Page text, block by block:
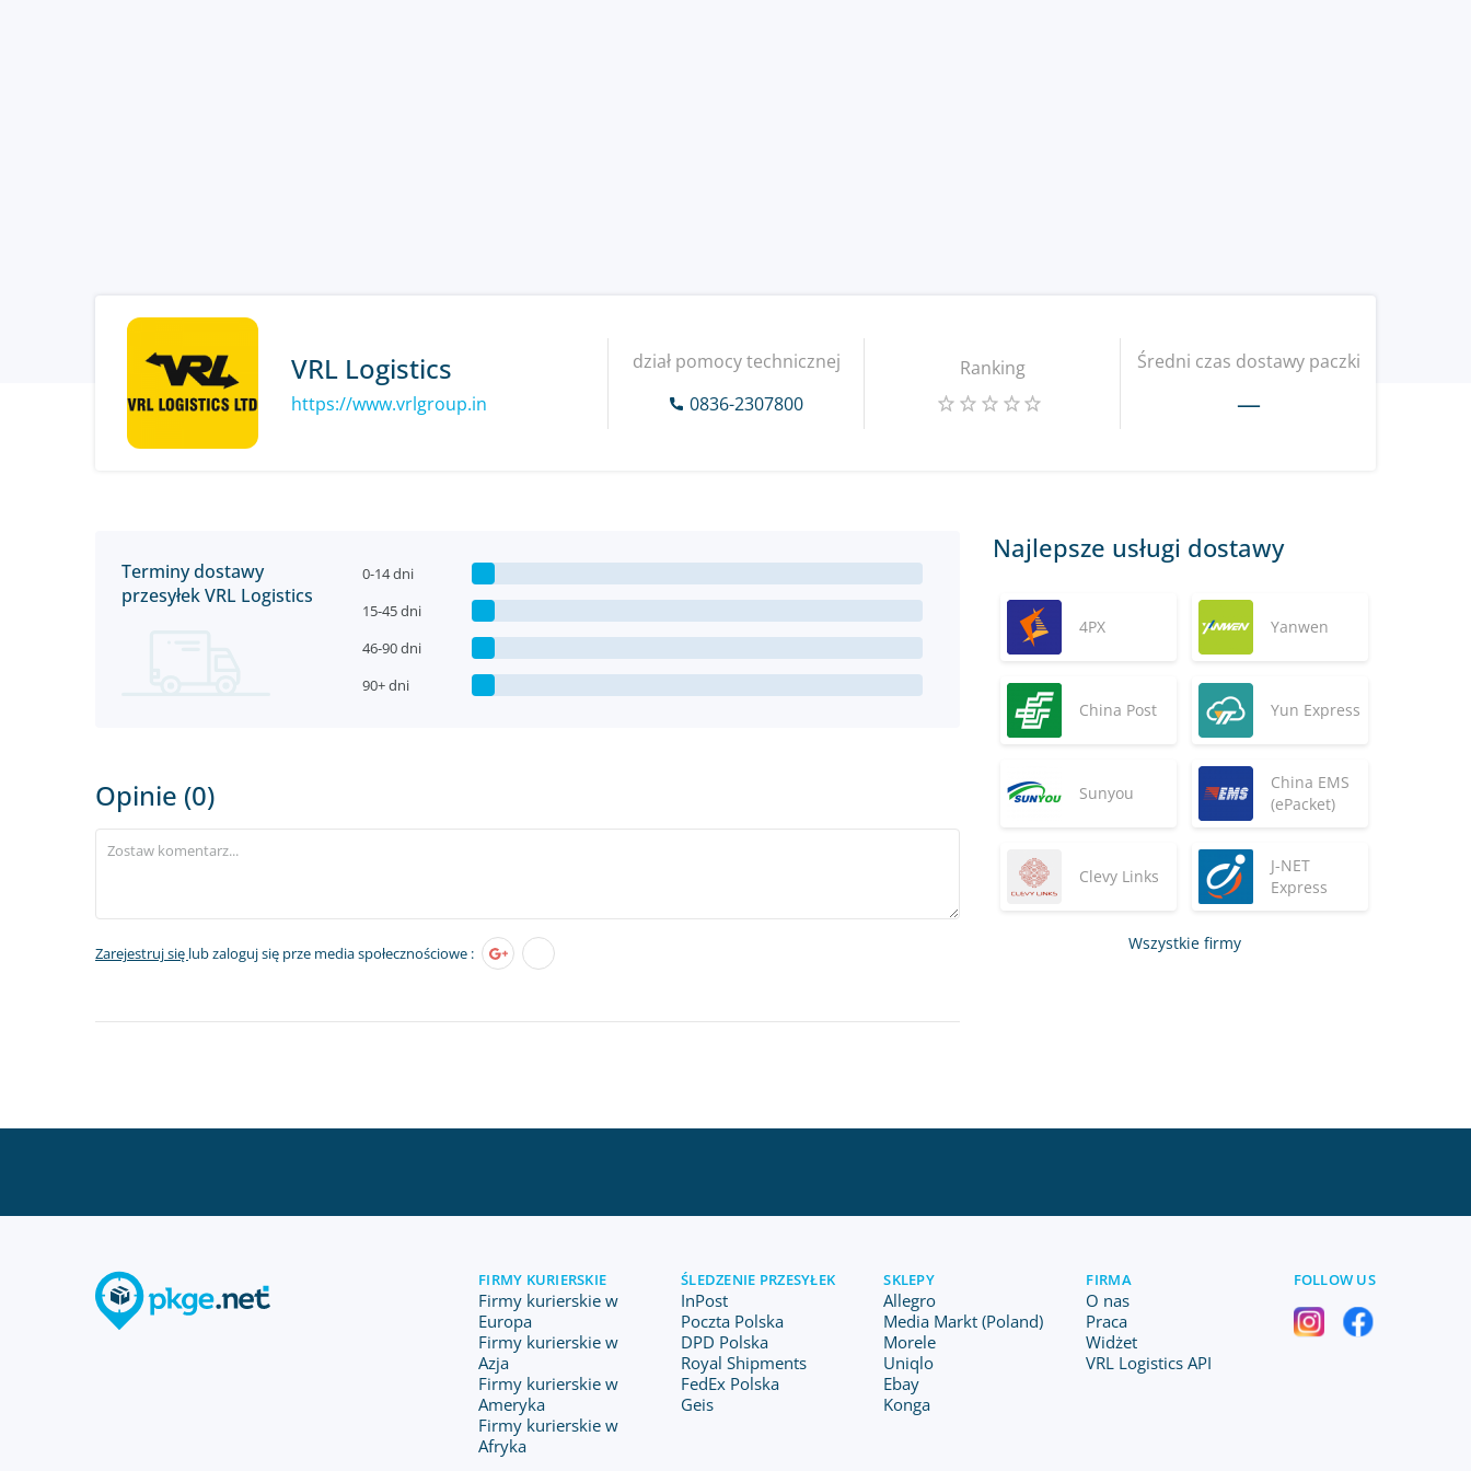
VRL Logistics
https://www.vrlgroup.in
dział pomocy technicznej
0836-2307800
Ranking Średni czas dostawy paczki
—
Terminy dostawy
przesyłek VRL Logistics
0-14 dni
15-45 dni
46-90 dni
90+ dni
Opinie (0)
Zarejestruj się lub zaloguj się prze media społecznościowe :
Najlepsze usługi dostawy
4PX Yanwen
China Post Yun Express
Sunyou
China EMS
(ePacket)
Clevy Links
J-NET
Express
Wszystkie firmy
FIRMY KURIERSKIE
Firmy kurierskie w
Europa
Firmy kurierskie w
Azja
Firmy kurierskie w
Ameryka
Firmy kurierskie w
Afryka
ŚLEDZENIE PRZESYŁEK
InPost
Poczta Polska
DPD Polska
Royal Shipments
FedEx Polska
Geis
SKLEPY
Allegro
Media Markt (Poland)
Morele
Uniqlo
Ebay
Konga
FIRMA
O nas
Praca
Widżet
VRL Logistics API
FOLLOW US